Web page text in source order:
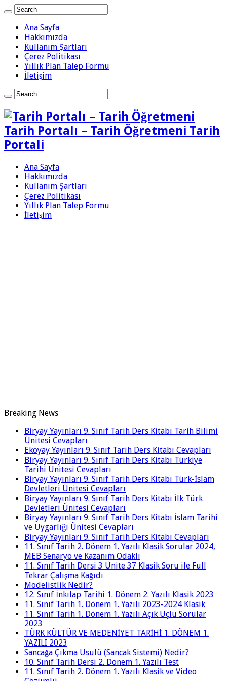
Ana Sayfa
Hakkımızda
Kullanım Şartları
Çerez Politikası
Yıllık Plan Talep Formu
İletişim
Tarih Portalı – Tarih Öğretmeni Tarih
Portali
Ana Sayfa
Hakkımızda
Kullanım Şartları
Çerez Politikası
Yıllık Plan Talep Formu
İletişim
Breaking News
Biryay Yayınları 9. Sınıf Tarih Ders Kitabı Tarih Bilimi
Ünitesi Cevapları
Ekoyay Yayınları 9. Sınıf Tarih Ders Kitabı Cevapları
Biryay Yayınları 9. Sınıf Tarih Ders Kitabı Türkiye
Tarihi Ünitesi Cevapları
Biryay Yayınları 9. Sınıf Tarih Ders Kitabı Türk-İslam
Devletleri Ünitesi Cevapları
Biryay Yayınları 9. Sınıf Tarih Ders Kitabı İlk Türk
Devletleri Ünitesi Cevapları
Biryay Yayınları 9. Sınıf Tarih Ders Kitabı İslam Tarihi
ve Uygarlığı Ünitesi Cevapları
Biryay Yayınları 9. Sınıf Tarih Ders Kitabı Cevapları
11. Sınıf Tarih 2. Dönem 1. Yazılı Klasik Sorular 2024,
MEB Senaryo ve Kazanım Odaklı
11. Sınıf Tarih Dersi 3 Ünite 37 Klasik Soru ile Full
Tekrar Çalışma Kağıdı
Modelistlik Nedir?
12. Sınıf İnkılap Tarihi 1. Dönem 2. Yazılı Klasik 2023
11. Sınıf Tarih 1. Dönem 1. Yazılı 2023-2024 Klasik
11. Sınıf Tarih 1. Dönem 1. Yazılı Açık Uçlu Sorular
2023
TÜRK KÜLTÜR VE MEDENİYET TARİHİ 1. DÖNEM 1.
YAZILI 2023
Sancağa Çıkma Usulü (Sancak Sistemi) Nedir?
10. Sınıf Tarih Dersi 2. Dönem 1. Yazılı Test
11. Sınıf Tarih 2. Dönem 1. Yazılı Klasik ve Video